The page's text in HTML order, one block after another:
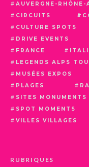
AUVERGNE-RHÔNE-
CIRCUITS
CULTURE SPOTS
DRIVE EVENTS
FRANCE
LEGENDS ALPS
MUSÉES EXPOS
PLAGES
SITES MONUMENTS
SPOT MOMENTS
VILLES VILLAGES
RUBRIQUES